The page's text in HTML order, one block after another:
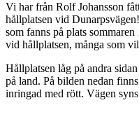
Vi har från Rolf Johansson
hållplatsen vid
som fanns på plats
vid hållplatsen, många som
Hållplatsen låg på andra
på land. På bilden nedan
inringad med rött. Vägen